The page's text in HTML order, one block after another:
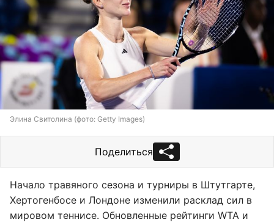
Элина Свитолина (фото: Getty Images)
Поделиться
Начало травяного сезона и турниры в Штутгарте,
Хертогенбосе и Лондоне изменили расклад сил в
мировом теннисе. Обновленные рейтинги WTA и